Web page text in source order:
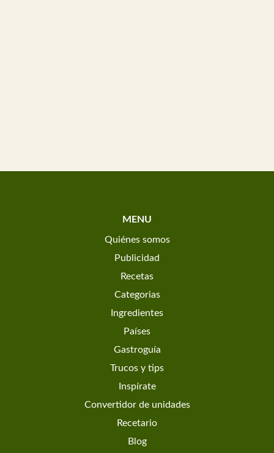
MENU
Quiénes somos
Publicidad
Recetas
Categorias
Ingredientes
Países
Gastroguía
Trucos y tips
Inspírate
Convertidor de unidades
Recetario
Blog